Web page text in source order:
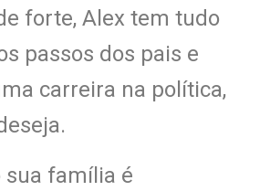
forte, Alex tem tudo
passos dos pais e
carreira na política,
sua família é